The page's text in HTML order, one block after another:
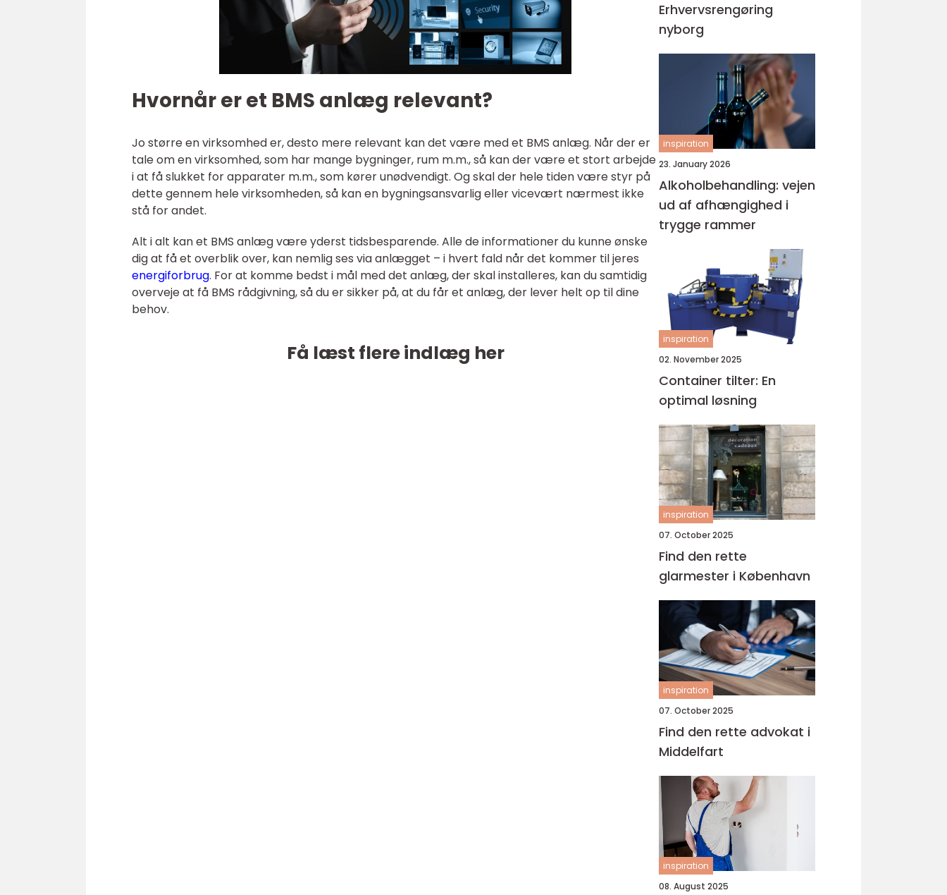
Hvornår er et BMS anlæg relevant?
Jo større en virksomhed er, desto mere relevant kan det være med et BMS anlæg. Når der er
tale om en virksomhed, som har mange bygninger, rum m.m., så kan der være et stort arbejde
i at få slukket for apparater m.m., som kører unødvendigt. Og skal der hele tiden være styr på
dette gennem hele virksomheden, så kan en bygningsansvarlig eller vicevært nærmest ikke
stå for andet.
Alt i alt kan et BMS anlæg være yderst tidsbesparende. Alle de informationer du kunne ønske
dig at få et overblik over, kan nemlig ses via anlægget – i hvert fald når det kommer til jeres
energiforbrug. For at komme bedst i mål med det anlæg, der skal installeres, kan du samtidig
overveje at få BMS rådgivning, så du er sikker på, at du får et anlæg, der lever helt op til dine
behov.
Få læst flere indlæg her
Erhvervsrengøring
nyborg
inspiration
23. January 2026
Alkoholbehandling: vejen
ud af afhængighed i
trygge rammer
inspiration
02. November 2025
Container tilter: En
optimal løsning
inspiration
07. October 2025
Find den rette
glarmester i København
inspiration
07. October 2025
Find den rette advokat i
Middelfart
inspiration
08. August 2025